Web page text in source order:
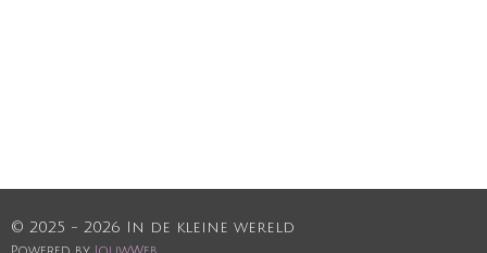
© 2025 - 2026 In de kleine wereld